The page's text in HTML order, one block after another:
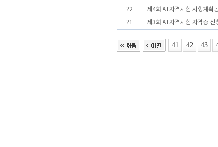
22 제4회 AT자격시험 시행계획
21 제3회 AT자격시험 자격증 신
41 42 43